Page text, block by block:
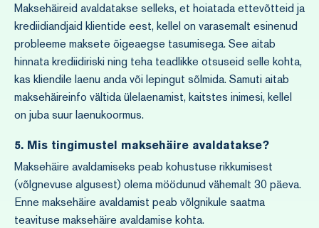
Maksehäireid avaldatakse selleks, et hoiatada ettevõtteid ja
krediidiandjaid klientide eest, kellel on varasemalt esinenud
probleeme maksete õigeaegse tasumisega. See aitab
hinnata krediidiriski ning teha teadlikke otsuseid selle kohta,
kas kliendile laenu anda või lepingut sõlmida. Samuti aitab
maksehäireinfo vältida ülelaenamist, kaitstes inimesi, kellel
on juba suur laenukoormus.
5. Mis tingimustel maksehäire avaldatakse?
Maksehäire avaldamiseks peab kohustuse rikkumisest
(võlgnevuse algusest) olema möödunud vähemalt 30 päeva.
Enne maksehäire avaldamist peab võlgnikule saatma
teavituse maksehäire avaldamise kohta.